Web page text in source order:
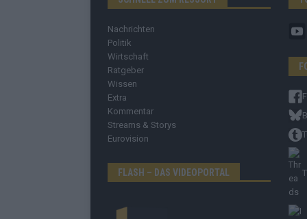
Nachrichten
Politik
Wirtschaft
Ratgeber
Wissen
Extra
Kommentar
Streams & Storys
Eurovision
FLASH – DAS VIDEOPORTAL